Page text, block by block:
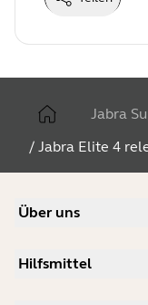
Jabra
/ Jabra Elite 4
Über uns
Karriere
Hilfsmittel